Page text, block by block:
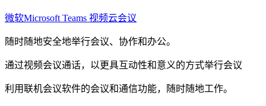
微软Microsoft Teams 视频云会议
随时随地安全地举行会议、协作和办公。
通过视频会议通话，以更具互动性和意义的方式举行会议
利用联机会议软件的会议和通信功能，随时随地工作。